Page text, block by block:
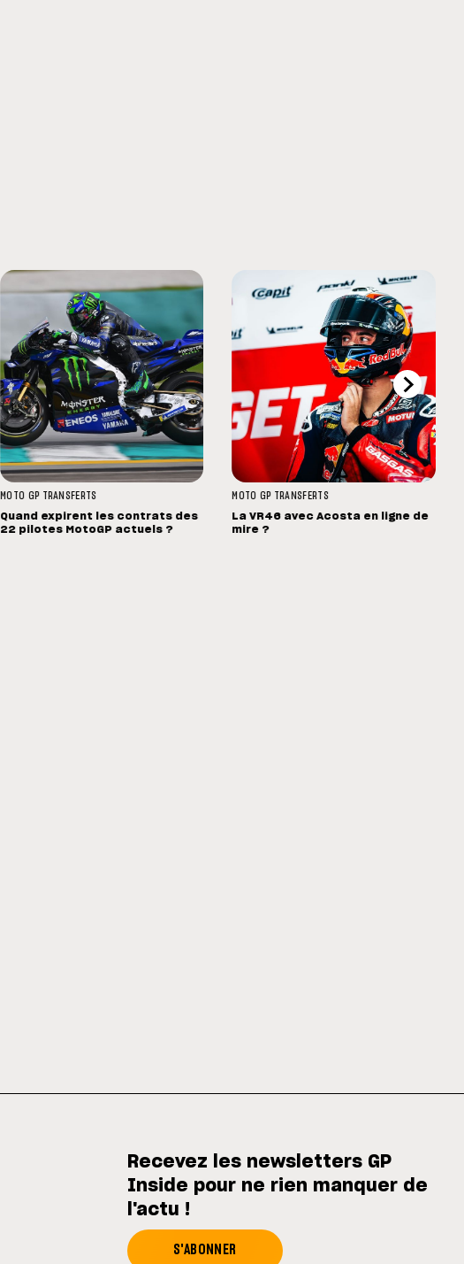
MOTO GP TRANSFERTS
Quand expirent les contrats des
22 pilotes MotoGP actuels ?
MOTO GP TRANSFERTS
La VR46 avec Acosta en ligne de
mire ?
Recevez les newsletters GP
Inside pour ne rien manquer de
l'actu !
S'ABONNER